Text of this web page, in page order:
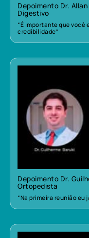
Depoimento Dr.
Digestivo
“É importante que você
credibilidade”
Depoimento Dr.
Ortopedista
“Na primeira reunião eu